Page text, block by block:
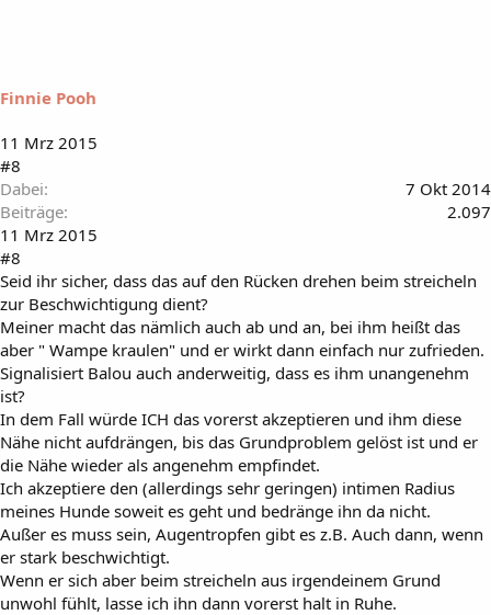
Finnie Pooh
11 Mrz 2015
#8
Dabei
7 Okt 2014
Beiträge
2.097
11 Mrz 2015
#8
Seid ihr sicher, dass das auf den Rücken drehen beim streicheln
zur Beschwichtigung dient?
Meiner macht das nämlich auch ab und an, bei ihm heißt das
aber " Wampe kraulen" und er wirkt dann einfach nur zufrieden.
Signalisiert Balou auch anderweitig, dass es ihm unangenehm
ist?
In dem Fall würde ICH das vorerst akzeptieren und ihm diese
Nähe nicht aufdrängen, bis das Grundproblem gelöst ist und er
die Nähe wieder als angenehm empfindet.
Ich akzeptiere den (allerdings sehr geringen) intimen Radius
meines Hunde soweit es geht und bedränge ihn da nicht.
Außer es muss sein, Augentropfen gibt es z.B. Auch dann, wenn
er stark beschwichtigt.
Wenn er sich aber beim streicheln aus irgendeinem Grund
unwohl fühlt, lasse ich ihn dann vorerst halt in Ruhe.